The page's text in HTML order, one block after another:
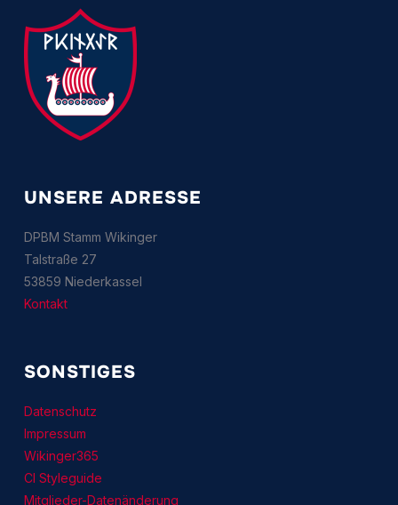
UNSERE ADRESSE
DPBM Stamm Wikinger
Talstraße 27
53859 Niederkassel
Kontakt
SONSTIGES
Datenschutz
Impressum
Wikinger365
CI Styleguide
Mitglieder-Datenänderung